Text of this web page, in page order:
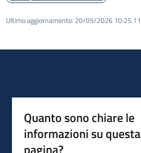
Ultimo aggiornamento: 20/05/2026 10:25.11
Quanto sono chiare le
informazioni su questa